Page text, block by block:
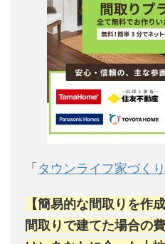
「 タウンライフ家づくり
【簡易的な間取りを作
間取りで建てた場合の費